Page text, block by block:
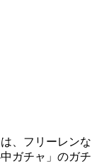
、フリーレン
ガチャ」のガ